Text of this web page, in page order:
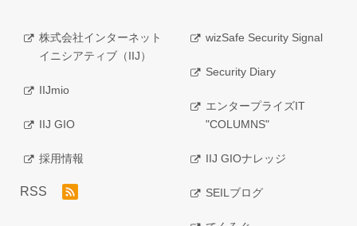
株式会社インターネット
イニシアティブ（IIJ）
IIJmio
IIJ GIO
採用情報
RSS
wizSafe Security Signal
Security Diary
エンタープライズIT
"COLUMNS"
IIJ GIOナレッジ
SEILブログ